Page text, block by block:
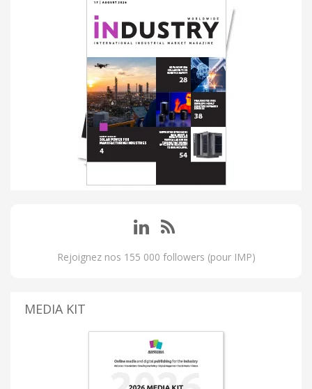
Rejoignez nos 155 000 followers (pour IMP)
MEDIA KIT